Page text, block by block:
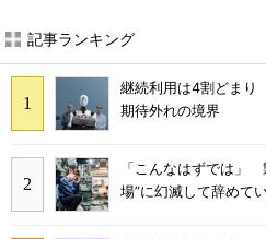
記事ランキング
継続利用は4割どま
期待外れの境界
「こんなはずでは」
場”に幻滅して辞めて